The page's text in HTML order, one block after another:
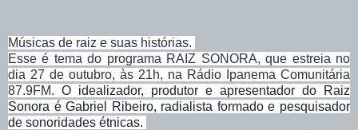
Músicas de raiz e suas histórias.
Esse é tema do programa RAIZ SONORA, que estreia no
dia 27 de outubro, às 21h, na Rádio Ipanema Comunitária
87.9FM. O idealizador, produtor e apresentador do Raiz
Sonora é Gabriel Ribeiro, radialista formado e pesquisador
de sonoridades étnicas.